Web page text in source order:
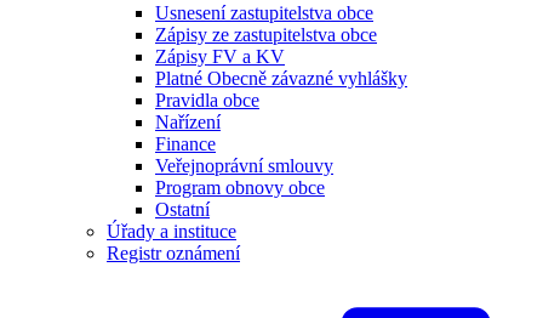
Usnesení zastupitelstva obce
Zápisy ze zastupitelstva obce
Zápisy FV a KV
Platné Obecně závazné vyhlášky
Pravidla obce
Nařízení
Finance
Veřejnoprávní smlouvy
Program obnovy obce
Ostatní
Úřady a instituce
Registr oznámení